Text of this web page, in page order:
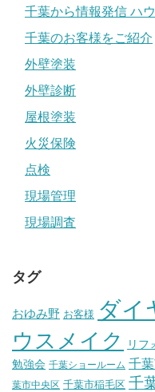
千葉から情報発信 ハ
千葉のお客様をご紹介
外壁塗装
外壁診断
屋根塗装
火災保険
点検
現場管理
現場調査
タグ
おゆみ野 お客様 ダイ
ウスメイク
リフ
勉強会 千葉ショールーム 千
葉市中央区 千葉市稲毛区 千